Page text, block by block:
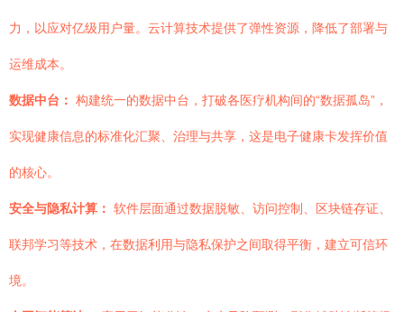
力，以应对亿级用户量。云计算技术提供了弹性资源，降低了部署与
运维成本。
数据中台： 构建统一的数据中台，打破各医疗机构间的“数据孤岛”，
实现健康信息的标准化汇聚、治理与共享，这是电子健康卡发挥价值
的核心。
安全与隐私计算： 软件层面通过数据脱敏、访问控制、区块链存证、
联邦学习等技术，在数据利用与隐私保护之间取得平衡，建立可信环
境。